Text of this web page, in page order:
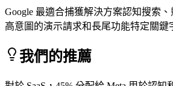
Google 最適合捕獲解決方案認知搜索
高意圖的演示請求和長尾功能特定關鍵
我們的推薦